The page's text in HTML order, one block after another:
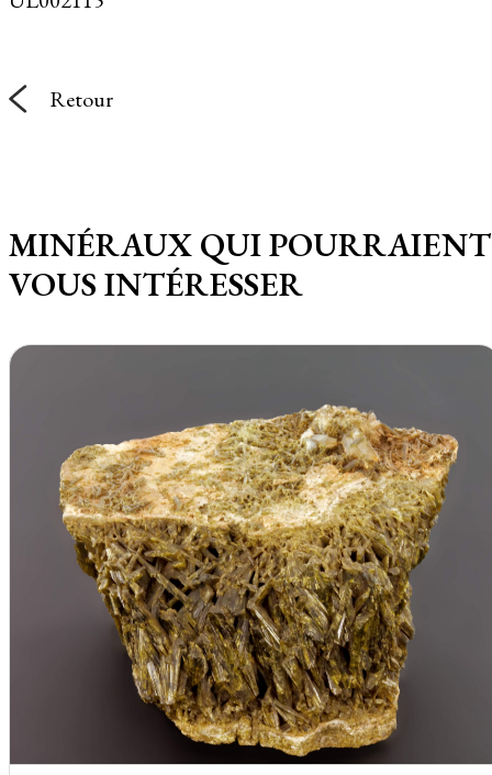
Retour
MINÉRAUX QUI POURRAIENT
VOUS INTÉRESSER